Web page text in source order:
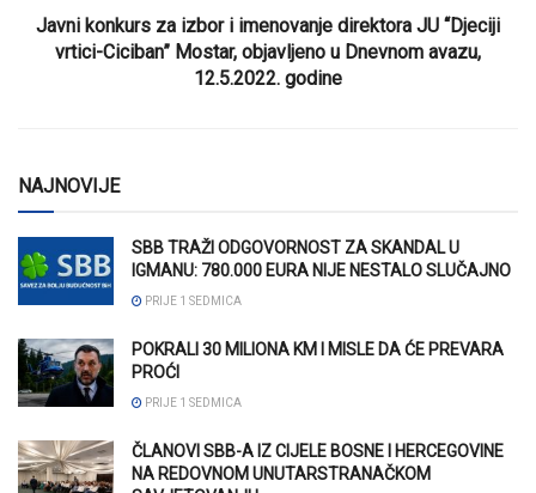
Javni konkurs za izbor i imenovanje direktora JU “Djeciji
vrtici-Ciciban” Mostar, objavljeno u Dnevnom avazu,
12.5.2022. godine
NAJNOVIJE
SBB TRAŽI ODGOVORNOST ZA SKANDAL U
IGMANU: 780.000 EURA NIJE NESTALO SLUČAJNO
PRIJE 1 SEDMICA
POKRALI 30 MILIONA KM I MISLE DA ĆE PREVARA
PROĆI
PRIJE 1 SEDMICA
ČLANOVI SBB-A IZ CIJELE BOSNE I HERCEGOVINE
NA REDOVNOM UNUTARSTRANAČKOM